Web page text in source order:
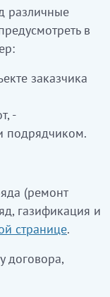
различные
в
заказчика
-
подрядчиком.
(ремонт
газификация и
странице.
договора,